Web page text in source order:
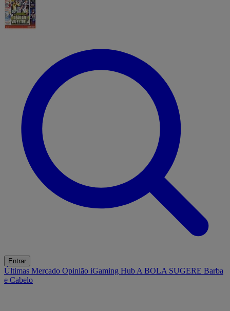
Entrar
Últimas Mercado Opinião iGaming Hub A BOLA SUGERE Barba
e Cabelo